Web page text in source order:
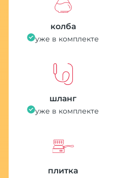
колба
уже в комплекте
шланг
уже в комплекте
плитка